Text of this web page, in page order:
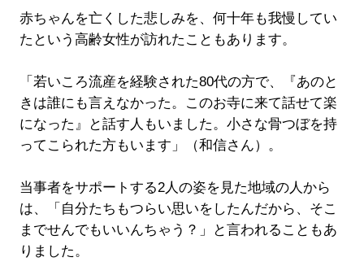
赤ちゃんを亡くした悲しみを、何十年も我慢してい
たという高齢女性が訪れたこともあります。
「若いころ流産を経験された80代の方で、『あのと
きは誰にも言えなかった。このお寺に来て話せて楽
になった』と話す人もいました。小さな骨つぼを持
ってこられた方もいます」（和信さん）。
当事者をサポートする2人の姿を見た地域の人から
は、「自分たちもつらい思いをしたんだから、そこ
までせんでもいいんちゃう？」と言われることもあ
りました。